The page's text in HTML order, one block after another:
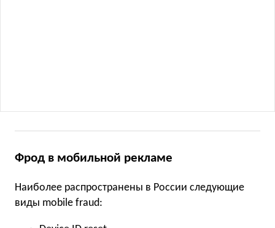
Фрод в мобильной рекламе
Наиболее распространены в России следующие
виды mobile fraud: